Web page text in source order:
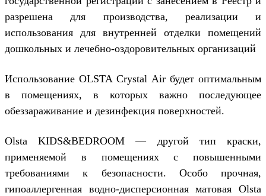
разрешена для производства, реализации и
использования для внутренней отделки помещений
дошкольных и лечебно-оздоровительных организаций
Использование OLSTA Crystal Air будет оптимальным
в помещениях, в которых важно последующее
обеззараживание и дезинфекция поверхностей.
Olsta KIDS&BEDROOM — другой тип краски,
применяемой в помещениях с повышенными
требованиями к безопасности. Особо прочная,
гипоаллергенная водно-дисперсионная матовая Olsta